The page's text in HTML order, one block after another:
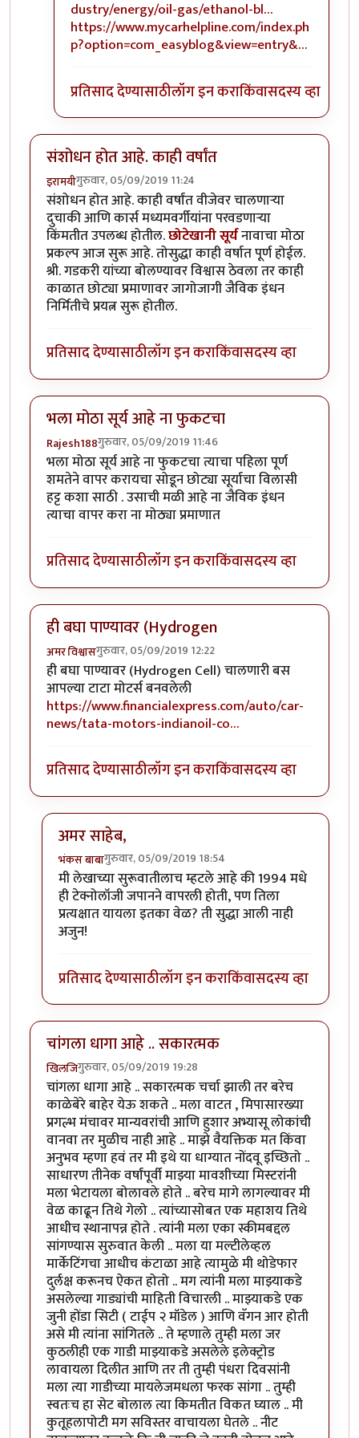
dustry/energy/oil-gas/ethanol-bl…
https://www.mycarhelpline.com/index.ph
p?option=com_easyblog&view=entry&…
प्रतिसाद देण्यासाठीलॉग इन कराकिंवासदस्य व्हा
संशोधन होत आहे. काही वर्षांत
इरामयीगुरुवार, 05/09/2019 11:24
संशोधन होत आहे. काही वर्षांत वीजेवर चालणाऱ्या
दुचाकी आणि कार्स मध्यमवर्गीयांना परवडणाऱ्या
किंमतीत उपलब्ध होतील.छोटेखानी सूर्यनावाचा मोठा
प्रकल्प आज सुरू आहे. तोसुद्धा काही वर्षात पूर्ण होईल.
श्री. गडकरी यांच्या बोलण्यावर विश्वास ठेवला तर काही
काळात छोट्या प्रमाणावर जागोजागी जैविक इंधन
निर्मितीचे प्रयत्न सुरू होतील.
प्रतिसाद देण्यासाठीलॉग इन कराकिंवासदस्य व्हा
भला मोठा सूर्य आहे ना फुकटचा
Rajesh188गुरुवार, 05/09/2019 11:46
भला मोठा सूर्य आहे ना फुकटचा त्याचा पहिला पूर्ण
शमतेने वापर करायचा सोडून छोट्या सूर्याचा विलासी
हट्ट कशा साठी . उसाची मळी आहे ना जैविक इंधन
त्याचा वापर करा ना मोठ्या प्रमाणात
प्रतिसाद देण्यासाठीलॉग इन कराकिंवासदस्य व्हा
ही बघा पाण्यावर (Hydrogen
अमर विश्वासगुरुवार, 05/09/2019 12:22
ही बघा पाण्यावर (Hydrogen Cell) चालणारी बस
आपल्या टाटा मोटर्स बनवलेली
https://www.financialexpress.com/auto/car-
news/tata-motors-indianoil-co…
प्रतिसाद देण्यासाठीलॉग इन कराकिंवासदस्य व्हा
अमर साहेब,
भंकस बाबागुरुवार, 05/09/2019 18:54
In reply toही बघा पाण्यावर (Hydrogenbyअमर विश्वास
मी लेखाच्या सुरूवातीलाच म्हटले आहे की 1994 मधे
ही टेक्नोलॉजी जपानने वापरली होती, पण तिला
प्रत्यक्षात यायला इतका वेळ? ती सुद्धा आली नाही
अजुन!
प्रतिसाद देण्यासाठीलॉग इन कराकिंवासदस्य व्हा
चांगला धागा आहे .. सकारत्मक
खिलजिगुरुवार, 05/09/2019 19:28
चांगला धागा आहे .. सकारत्मक चर्चा झाली तर बरेच
काळेबेरे बाहेर येऊ शकते .. मला वाटत , मिपासारख्या
प्रगल्भ मंचावर मान्यवरांची आणि हुशार अभ्यासू लोकांची
वानवा तर मुळीच नाही आहे .. माझे वैयक्तिक मत किंवा
अनुभव म्हणा हवं तर मी इथे या धाग्यात नोंदवू इच्छितो ..
साधारण तीनेक वर्षांपूर्वी माझ्या मावशीच्या मिस्टरांनी
मला भेटायला बोलावले होते .. बरेच मागे लागल्यावर मी
वेळ काढून तिथे गेलो .. त्यांच्यासोबत एक महाशय तिथे
आधीच स्थानापन्न होते . त्यांनी मला एका स्कीमबद्दल
सांगण्यास सुरुवात केली .. मला या मल्टीलेव्हल
मार्केटिंगचा आधीच कंटाळा आहे त्यामुळे मी थोडेफार
दुर्लक्ष करूनच ऐकत होतो .. मग त्यांनी मला माझ्याकडे
असलेल्या गाड्यांची माहिती विचारली .. माझ्याकडे एक
जुनी होंडा सिटी ( टाईप २ मॉडेल ) आणि वॅगन आर होती
असे मी त्यांना सांगितले .. ते म्हणाले तुम्ही मला जर
कुठलीही एक गाडी माझ्याकडे असलेले इलेक्ट्रोड
लावायला दिलीत आणि तर ती तुम्ही पंधरा दिवसांनी
मला त्या गाडीच्या मायलेजमधला फरक सांगा .. तुम्ही
स्वतःच हा सेट बोलाल त्या किमतीत विकत घ्याल .. मी
कुतूहलापोटी मग सविस्तर वाचायला घेतले .. नीट